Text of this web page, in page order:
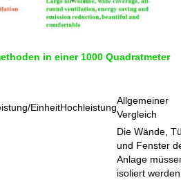
in einer 1000 Quadratmeter
EinheitHochleistung
Allgemeiner
Vergleich
Die Wände,
und Fenster
Anlage
isoliert